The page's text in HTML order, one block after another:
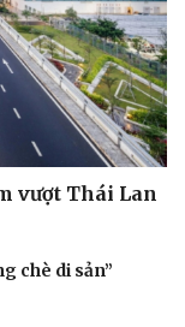
vượt Thái Lan
chè di sản”